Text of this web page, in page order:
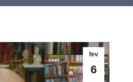
fev
6